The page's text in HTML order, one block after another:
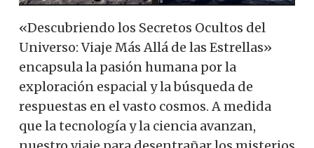
«Descubriendo los Secretos Ocultos del
Universo: Viaje Más Allá de las Estrellas»
encapsula la pasión humana por la
exploración espacial y la búsqueda de
respuestas en el vasto cosmos. A medida
que la tecnología y la ciencia avanzan,